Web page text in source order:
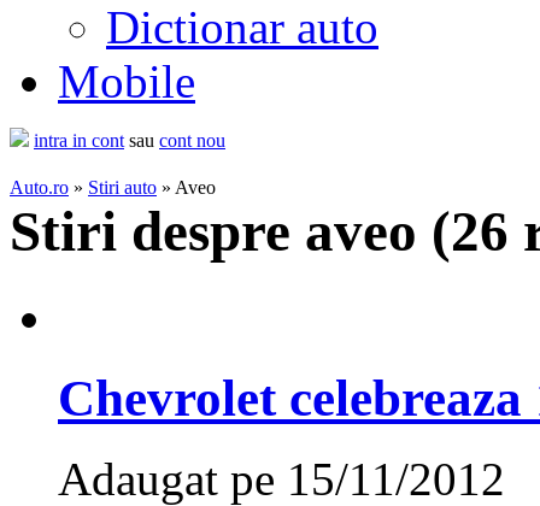
Dictionar auto
Mobile
intra in cont sau cont nou
Auto.ro » Stiri auto » Aveo
Stiri despre aveo (26
Chevrolet
Adaugat pe 15/11/2012